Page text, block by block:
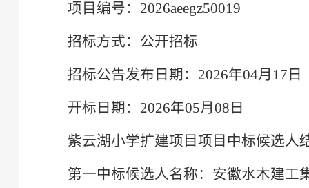
项目编号：2026aeegz50019
招标方式：公开招标
招标公告发布日期：2026年04月17日
开标日期：2026年05月08日
紫云湖小学扩建项目项目中标候选人
第一中标候选人名称：安徽水木建工